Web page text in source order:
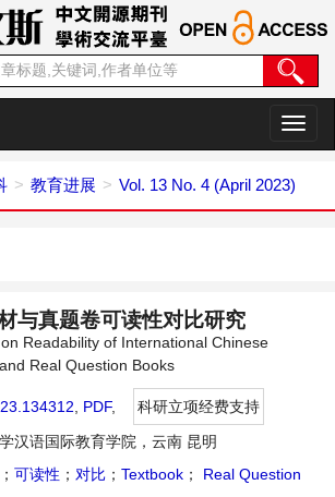
切
换
航
教育进展 Vol. 13 No. 4 (April 2023)
与真题卷可读性对比研究
Readability of International Chinese
Real Question Books
PDF,
科研立项经费支持
汉语国际教育学院，云南 昆明
； 可读性 ； 对比 ； Textbook ；
Real Question